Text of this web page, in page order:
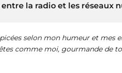
la radio et les réseaux
selon mon humeur et mes
comme moi, gourmande de